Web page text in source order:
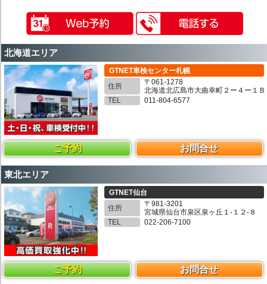
北海道エリア
GTNET車検センター札幌
住所
〒061-1278
北海道北広島市大曲幸町２ー４ー１Ｂ
TEL
011-804-6577
ご予約 お問合せ
東北エリア
GTNET仙台
住所
〒981-3201
宮城県仙台市泉区泉ヶ丘１-１２-８
TEL
022-206-7100
ご予約 お問合せ